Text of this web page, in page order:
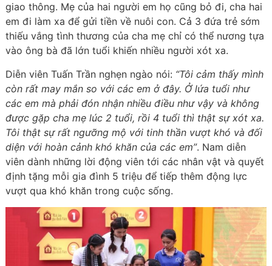
giao thông. Mẹ của hai người em họ cũng bỏ đi, cha hai
em đi làm xa để gửi tiền về nuôi con. Cả 3 đứa trẻ sớm
thiếu vắng tình thương của cha mẹ chỉ có thể nương tựa
vào ông bà đã lớn tuổi khiến nhiều người xót xa.
Diễn viên Tuấn Trần nghẹn ngào nói: “Tôi cảm thấy mình
còn rất may mắn so với các em ở đây. Ở lứa tuổi như
các em mà phải đón nhận nhiều điều như vậy và không
được gặp cha mẹ lúc 2 tuổi, rồi 4 tuổi thì thật sự xót xa.
Tôi thật sự rất ngưỡng mộ với tinh thần vượt khó và đối
diện với hoàn cảnh khó khăn của các em”. Nam diễn
viên dành những lời động viên tới các nhân vật và quyết
định tặng mỗi gia đình 5 triệu để tiếp thêm động lực
vượt qua khó khăn trong cuộc sống.